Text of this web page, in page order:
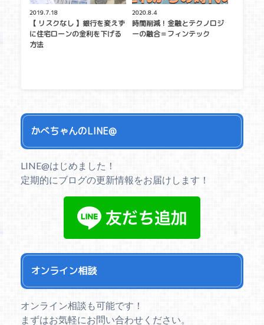
2019.7.18
【 リスクなし 】銀行を変えず
に住宅ローンの金利を下げる
方法
2020.8.4
時間削減！金融とテクノロジ
ーの融合＝フィンテック
かべちゃんのLINE@
LINE@はじめました！
定期的にブログの更新情報をお届けします！
オンライン相談
オンライン相談も可能です！
まずはお気軽にお問い合わせください。